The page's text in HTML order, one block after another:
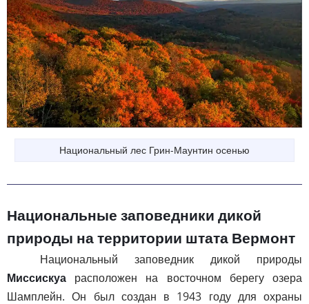
Национальный лес Грин-Маунтин осенью
Национальные заповедники дикой
природы на территории штата Вермонт
Национальный заповедник дикой природы
Миссискуа расположен на восточном берегу озера
Шамплейн. Он был создан в 1943 году для охраны